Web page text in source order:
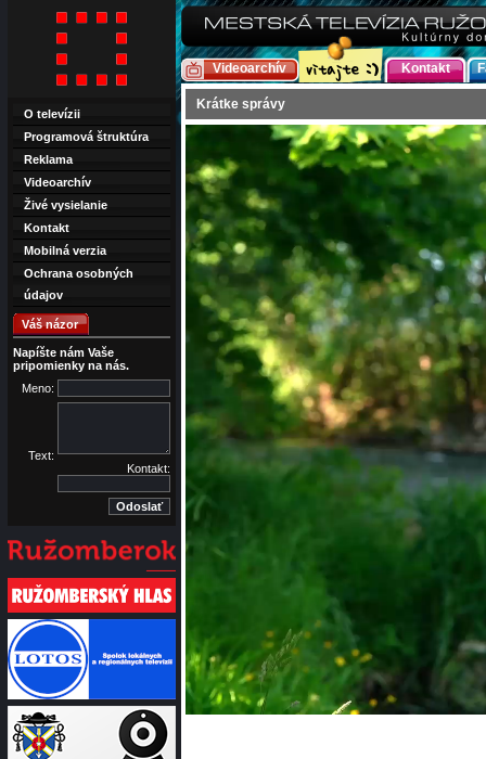
Videoarchív Kontakt
Krátke správy
O televízii
Programová štruktúra
Reklama
Videoarchív
Živé vysielanie
Kontakt
Mobilná verzia
Ochrana osobných
údajov
Váš názor
Napíšte nám Vaše
pripomienky na nás.
Meno:
Text:
Kontakt: